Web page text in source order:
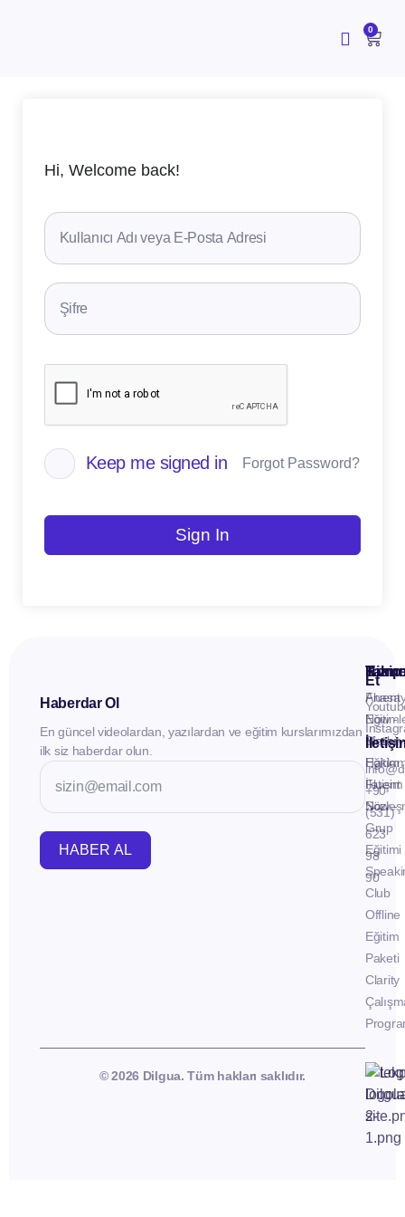
0
Hi, Welcome back!
Keep me signed in Forgot Password?
Sign In
Haberdar Ol
En güncel videolardan, yazılardan ve eğitim kurslarımızdan
ilk siz haberdar olun.
HABER AL
İletişim
Fluent
Now -
Birebir
Eğitim
Fluent
Now -
Grup
Eğitimi
Club
Offline
Eğitim
Paketi
Clarity
Takip
Et
+90
(531)
623
98
90
© 2026 Dilgua. Tüm hakları saklıdır.